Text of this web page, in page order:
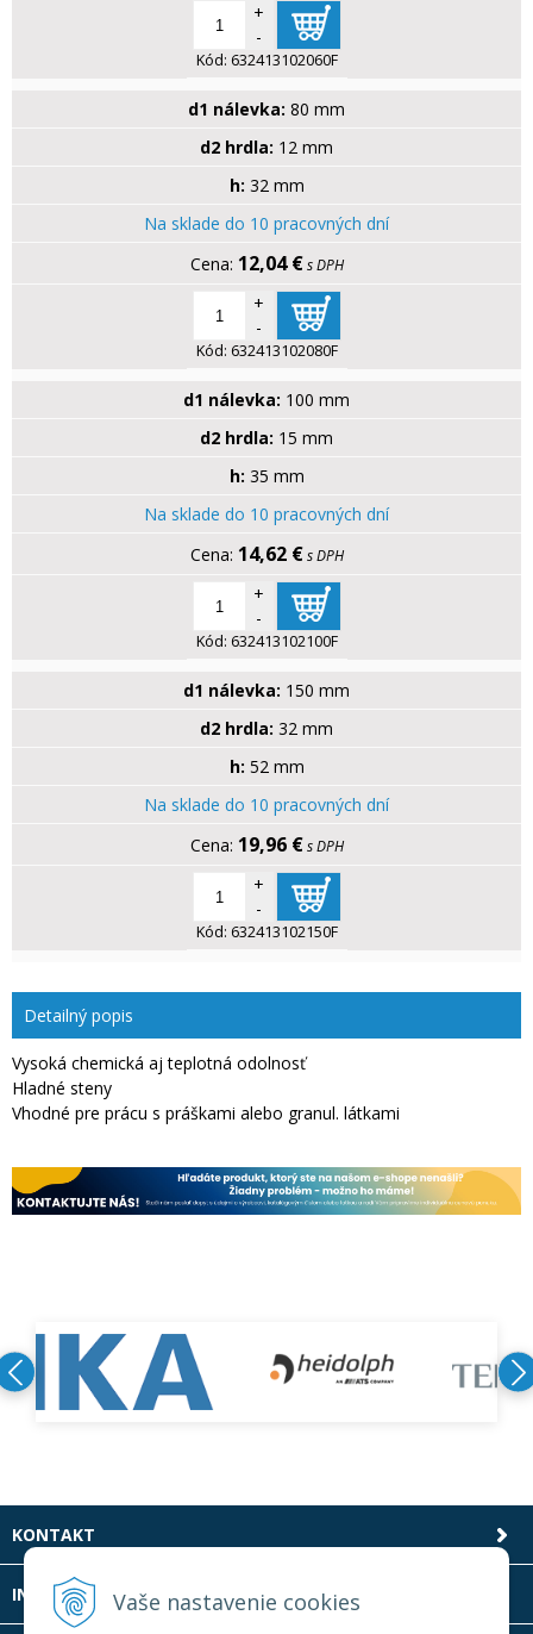
Vaše nastavenie cookies
+
-
Kód: 632413102060F
d1 nálevka: 80 mm
d2 hrdla: 12 mm
h: 32 mm
Na sklade do 10 pracovných dní
12,04 € s DPH
+
-
Kód: 632413102080F
d1 nálevka: 100 mm
d2 hrdla: 15 mm
h: 35 mm
Na sklade do 10 pracovných dní
14,62 € s DPH
+
-
Kód: 632413102100F
d1 nálevka: 150 mm
d2 hrdla: 32 mm
h: 52 mm
Na sklade do 10 pracovných dní
19,96 € s DPH
+
-
Kód: 632413102150F
Detailný popis
Vysoká chemická aj teplotná odolnosť
Hladné steny
Vhodné pre prácu s práškami alebo granul. látkami
KONTAKT
INFOLINKA